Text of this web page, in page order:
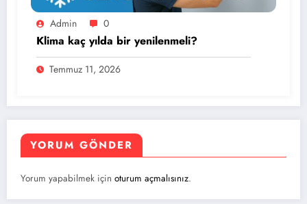
Admin 0
Klima kaç yılda bir yenilenmeli?
Temmuz 11, 2026
YORUM GÖNDER
Yorum yapabilmek için oturum açmalısınız.